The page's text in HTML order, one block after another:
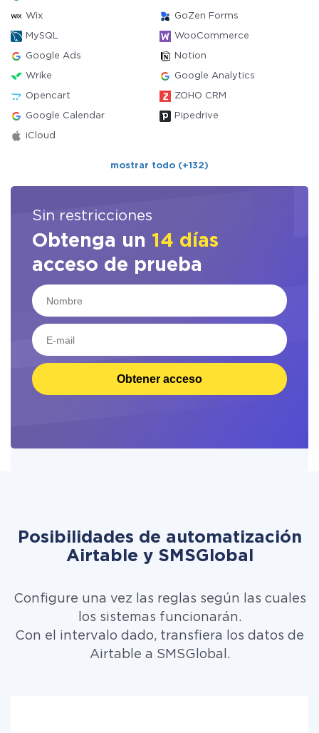
Wix GoZen Forms
MySQL WooCommerce
Google Ads Notion
Wrike Google Analytics
Opencart ZOHO CRM
Google Calendar Pipedrive
iCloud
mostrar todo (+132)
Sin restricciones
Obtenga un 14 días
acceso de prueba
Obtener acceso
Posibilidades de automatización
Airtable y SMSGlobal
Configure una vez las reglas según las cuales
los sistemas funcionarán.
Con el intervalo dado, transfiera los datos de
Airtable a SMSGlobal.